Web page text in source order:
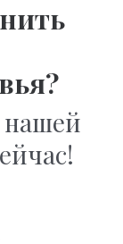
нашей